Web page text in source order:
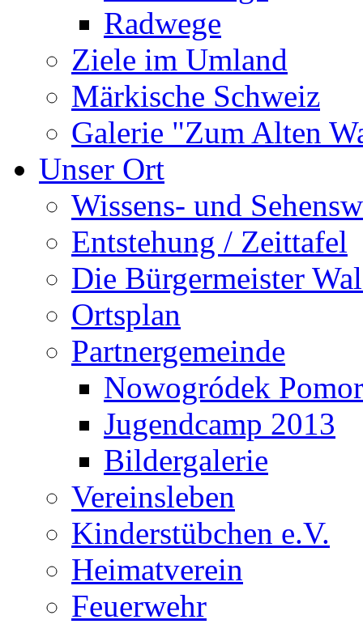
Radwege
Ziele im Umland
Märkische Schweiz
Galerie "Zum Alten
Unser Ort
Wissens- und
Entstehung / Zeittafel
Die Bürgermeister
Ortsplan
Partnergemeinde
Nowogródek
Jugendcamp 2013
Bildergalerie
Vereinsleben
Kinderstübchen e.V.
Heimatverein
Feuerwehr